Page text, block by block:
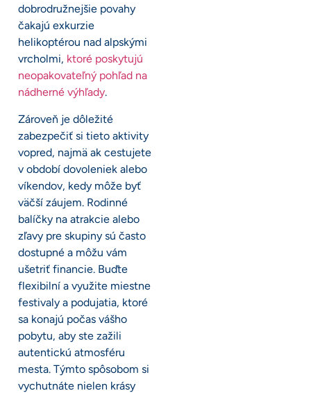
dobrodružnejšie povahy
čakajú exkurzie
helikoptérou nad alpskými
vrcholmi, ktoré poskytujú
neopakovateľný pohľad na
nádherné výhľady.
Zároveň je dôležité
zabezpečiť si tieto aktivity
vopred, najmä ak cestujete
v období dovoleniek alebo
víkendov, kedy môže byť
väčší záujem. Rodinné
balíčky na atrakcie alebo
zľavy pre skupiny sú často
dostupné a môžu vám
ušetriť financie. Buďte
flexibilní a využite miestne
festivaly a podujatia, ktoré
sa konajú počas vášho
pobytu, aby ste zažili
autentickú atmosféru
mesta. Týmto spôsobom si
vychutnáte nielen krásy